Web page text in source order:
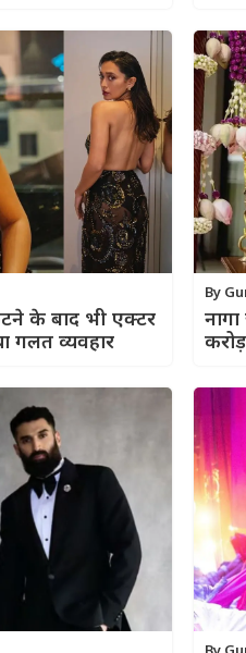
के बाद भी एक्टर
गलत व्यवहार
By